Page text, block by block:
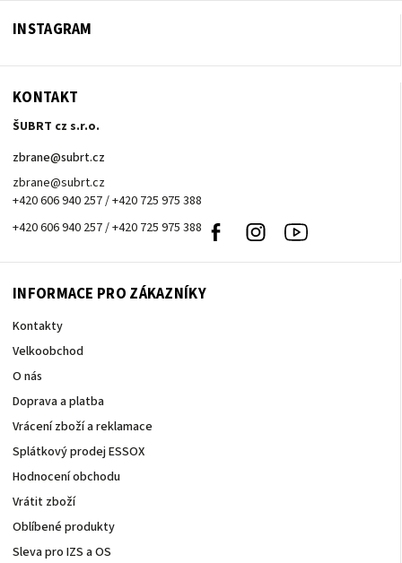
INSTAGRAM
KONTAKT
ŠUBRT cz s.r.o.
zbrane@subrt.cz
zbrane@subrt.cz
+420 606 940 257 / +420 725 975 388
+420 606 940 257 / +420 725 975 388
Facebook Instagram
INFORMACE PRO ZÁKAZNÍKY
Kontakty
Velkoobchod
O nás
Doprava a platba
Vrácení zboží a reklamace
Splátkový prodej ESSOX
Hodnocení obchodu
Vrátit zboží
Oblíbené produkty
Sleva pro IZS a OS